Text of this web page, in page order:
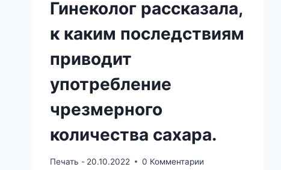
Гинеколог рассказала,
к каким последствиям
приводит
употребление
чрезмерного
количества сахара.
Печать - 20.10.2022 0 Комментарии